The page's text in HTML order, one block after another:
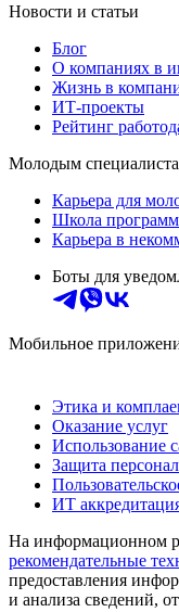
Новости и статьи
Блог
О компаниях в
Жизнь в
ИТ-проекты
Рейтинг
Молодым
Карьера для
Школа
Карьера в
Боты для
Мобильное
Этика и
Оказание услуг
Использование
Защита
ИТ
На информационном
рекомендательные
предоставления
и анализа сведений,